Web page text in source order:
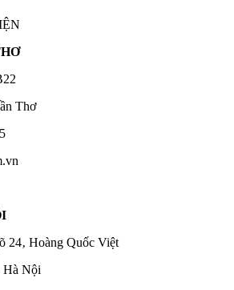
Thơ
24‚ Hoàng Quốc Việt
Hà Nội